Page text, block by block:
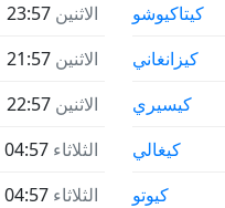
الاثنين 23:57
الاثنين 21:57
الاثنين 22:57
الثلاثاء 04:57
الثلاثاء 04:57
كيتاكيوشو
كيزانغاني
كيسيري
كيغالي
كيوتو